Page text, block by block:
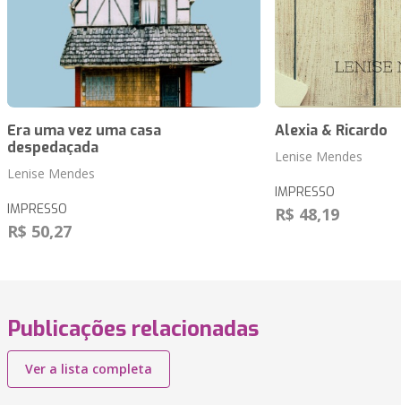
Era uma vez uma casa
despedaçada
Lenise Mendes
IMPRESSO
R$ 50,27
Alexia & Ricardo
Lenise Mendes
IMPRESSO
R$ 48,19
Publicações relacionadas
Ver a lista completa